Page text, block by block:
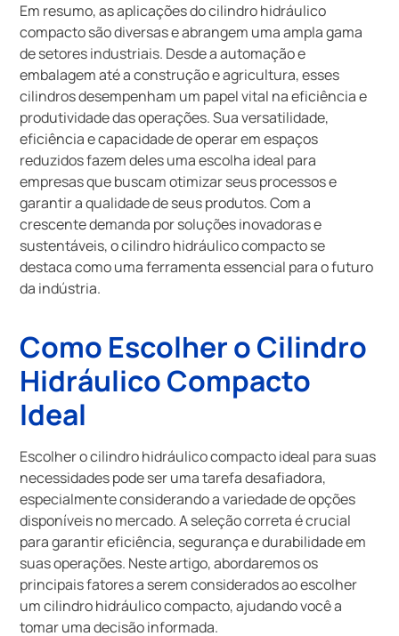
Em resumo, as aplicações do cilindro hidráulico
compacto são diversas e abrangem uma ampla gama
de setores industriais. Desde a automação e
embalagem até a construção e agricultura, esses
cilindros desempenham um papel vital na eficiência e
produtividade das operações. Sua versatilidade,
eficiência e capacidade de operar em espaços
reduzidos fazem deles uma escolha ideal para
empresas que buscam otimizar seus processos e
garantir a qualidade de seus produtos. Com a
crescente demanda por soluções inovadoras e
sustentáveis, o cilindro hidráulico compacto se
destaca como uma ferramenta essencial para o futuro
da indústria.
Como Escolher o Cilindro
Hidráulico Compacto
Ideal
Escolher o cilindro hidráulico compacto ideal para suas
necessidades pode ser uma tarefa desafiadora,
especialmente considerando a variedade de opções
disponíveis no mercado. A seleção correta é crucial
para garantir eficiência, segurança e durabilidade em
suas operações. Neste artigo, abordaremos os
principais fatores a serem considerados ao escolher
um cilindro hidráulico compacto, ajudando você a
tomar uma decisão informada.